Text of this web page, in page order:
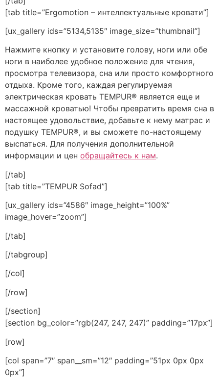
[tab title=”Ergomotion – интеллектуальные кровати”]
[ux_gallery ids=”5134,5135″ image_size=”thumbnail”]
Нажмите кнопку и установите голову, ноги или обе
ноги в наиболее удобное положение для чтения,
просмотра телевизора, сна или просто комфортного
отдыха. Кроме того, каждая регулируемая
электрическая кровать TEMPUR® является еще и
массажной кроватью! Чтобы превратить время сна в
настоящее удовольствие, добавьте к нему матрас и
подушку TEMPUR®, и вы сможете по-настоящему
выспаться. Для получения дополнительной
информации и цен обращайтесь к нам.
[/tab]
[tab title=”TEMPUR Sofad”]
[ux_gallery ids=”4586″ image_height=”100%”
image_hover=”zoom”]
[/tab]
[/tabgroup]
[/col]
[/row]
[/section]
[section bg_color=”rgb(247, 247, 247)” padding=”17px”]
[row]
[col span=”7″ span__sm=”12″ padding=”51px 0px 0px
0px”]